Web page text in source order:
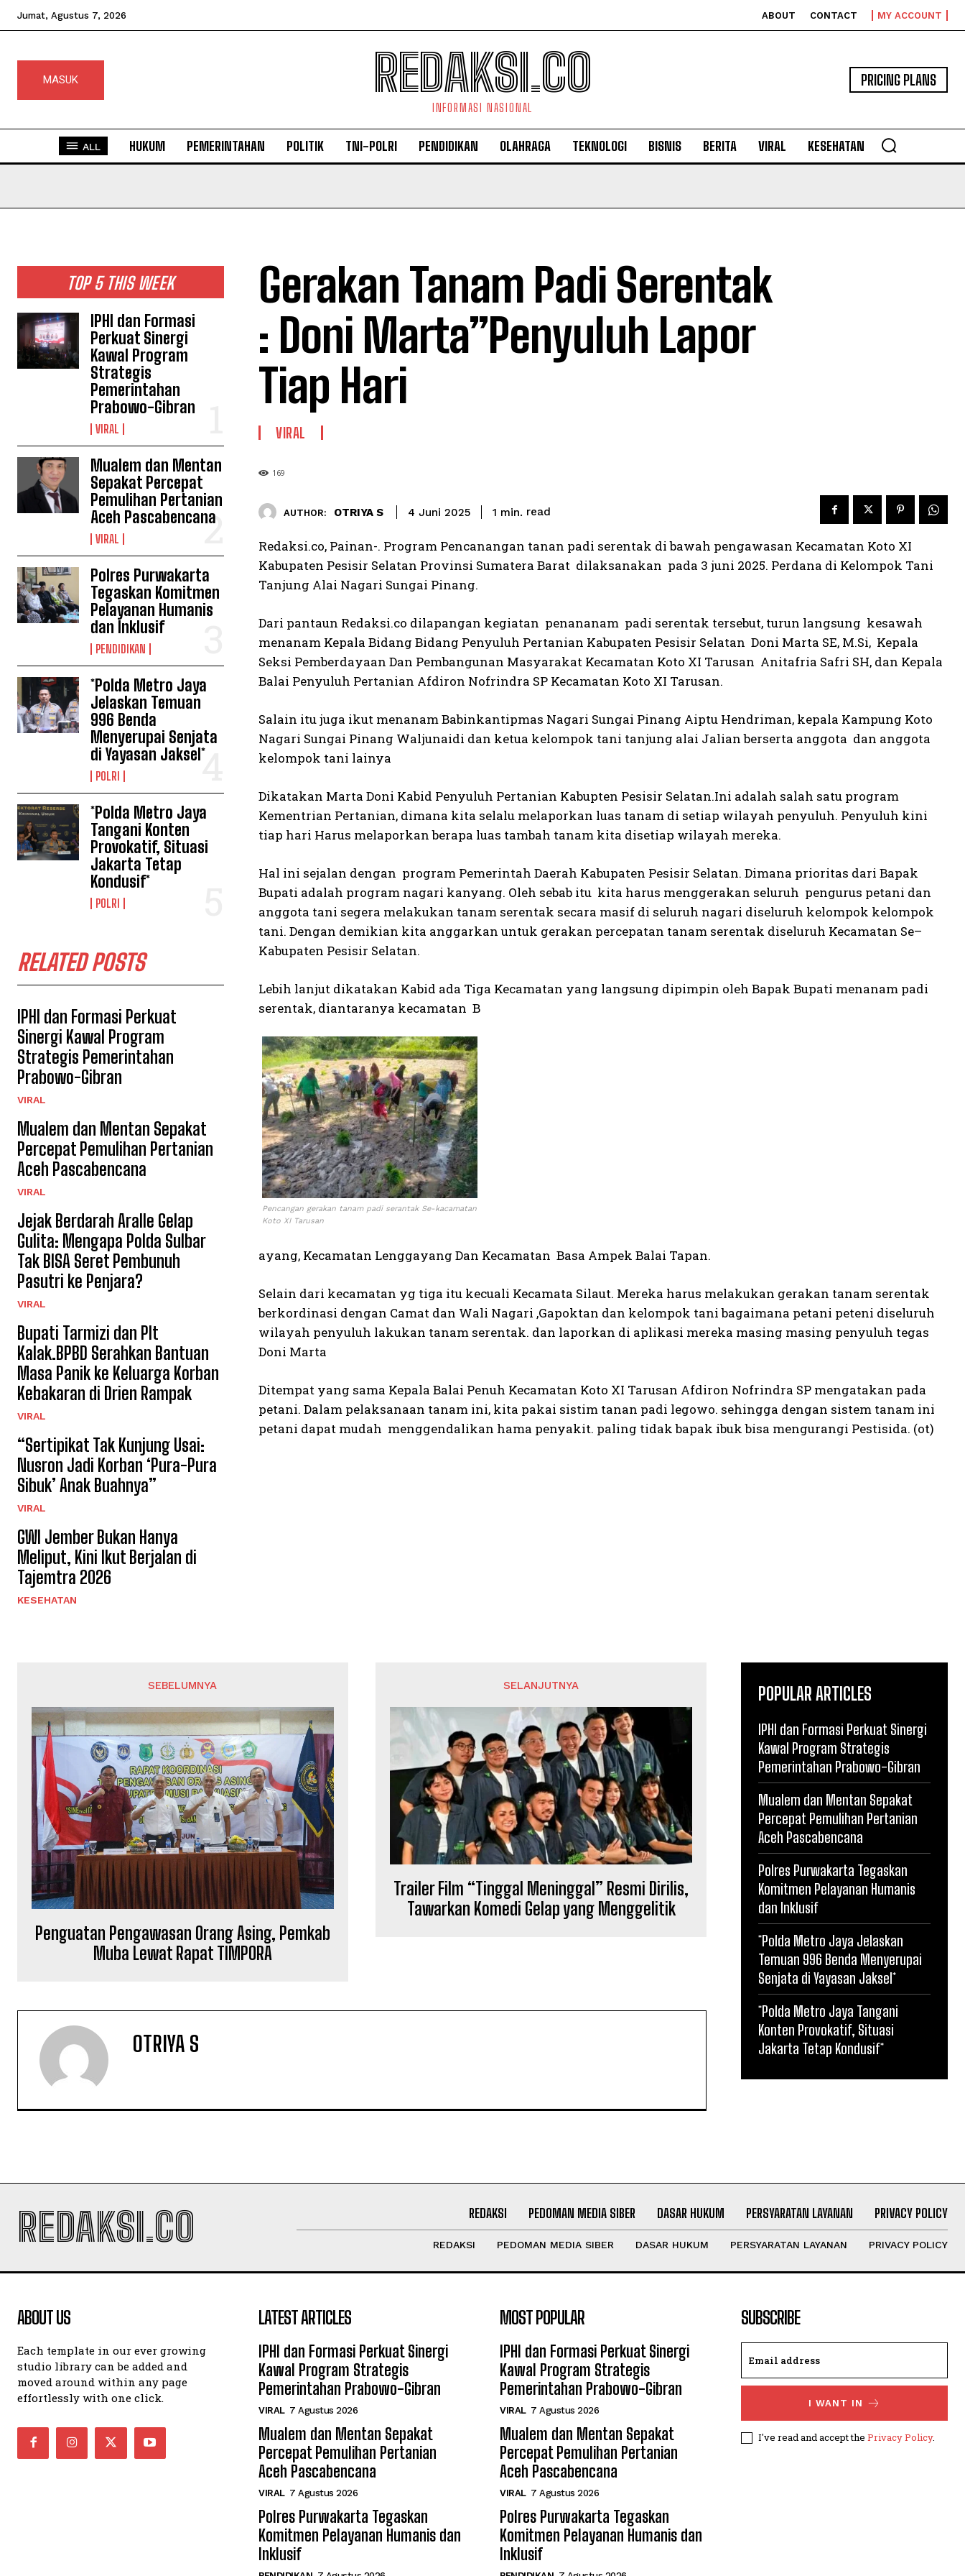
Jumat, Agustus 7, 2026 ABOUT CONTACT MY ACCOUNT
MASUK REDAKSI.CO
INFORMASI NASIONAL
PRICING PLANS
ALL HUKUM PEMERINTAHAN POLITIK TNI-POLRI PENDIDIKAN OLAHRAGA TEKNOLOGI BISNIS BERITA VIRAL KESEHATAN
TOP 5 THIS WEEK
IPHI dan Formasi
Perkuat Sinergi
Kawal Program
Strategis
Pemerintahan
Prabowo-Gibran
VIRAL
Mualem dan Mentan
Sepakat Percepat
Pemulihan Pertanian
Aceh Pascabencana
VIRAL
Polres Purwakarta
Tegaskan Komitmen
Pelayanan Humanis
dan Inklusif
PENDIDIKAN
*Polda Metro Jaya
Jelaskan Temuan
996 Benda
Menyerupai Senjata
di Yayasan Jaksel*
POLRI
*Polda Metro Jaya
Tangani Konten
Provokatif, Situasi
Jakarta Tetap
Kondusif*
POLRI
RELATED POSTS
IPHI dan Formasi Perkuat
Sinergi Kawal Program
Strategis Pemerintahan
Prabowo-Gibran
VIRAL
Mualem dan Mentan Sepakat
Percepat Pemulihan Pertanian
Aceh Pascabencana
VIRAL
Jejak Berdarah Aralle Gelap
Gulita: Mengapa Polda Sulbar
Tak BISA Seret Pembunuh
Pasutri ke Penjara?
VIRAL
Bupati Tarmizi dan Plt
Kalak.BPBD Serahkan Bantuan
Masa Panik ke Keluarga Korban
Kebakaran di Drien Rampak
VIRAL
“Sertipikat Tak Kunjung Usai:
Nusron Jadi Korban ‘Pura-Pura
Sibuk’ Anak Buahnya”
VIRAL
GWI Jember Bukan Hanya
Meliput, Kini Ikut Berjalan di
Tajemtra 2026
KESEHATAN
Gerakan Tanam Padi Serentak
: Doni Marta”Penyuluh Lapor
Tiap Hari
VIRAL
169
AUTHOR: OTRIYA S 4 Juni 2025 1 min. read
Redaksi.co, Painan-. Program Pencanangan tanan padi serentak di bawah pengawasan Kecamatan Koto XI
Kabupaten Pesisir Selatan Provinsi Sumatera Barat dilaksanakan pada 3 juni 2025. Perdana di Kelompok Tani
Tanjung Alai Nagari Sungai Pinang.
Dari pantaun Redaksi.co dilapangan kegiatan penananam padi serentak tersebut, turun langsung kesawah
menanam Kepala Bidang Bidang Penyuluh Pertanian Kabupaten Pesisir Selatan Doni Marta SE, M.Si, Kepala
Seksi Pemberdayaan Dan Pembangunan Masyarakat Kecamatan Koto XI Tarusan Anitafria Safri SH, dan Kepala
Balai Penyuluh Pertanian Afdiron Nofrindra SP Kecamatan Koto XI Tarusan.
Salain itu juga ikut menanam Babinkantipmas Nagari Sungai Pinang Aiptu Hendriman, kepala Kampung Koto
Nagari Sungai Pinang Waljunaidi dan ketua kelompok tani tanjung alai Jalian berserta anggota dan anggota
kelompok tani lainya
Dikatakan Marta Doni Kabid Penyuluh Pertanian Kabupten Pesisir Selatan.Ini adalah salah satu program
Kementrian Pertanian, dimana kita selalu melaporkan luas tanam di setiap wilayah penyuluh. Penyuluh kini
tiap hari Harus melaporkan berapa luas tambah tanam kita disetiap wilayah mereka.
Hal ini sejalan dengan program Pemerintah Daerah Kabupaten Pesisir Selatan. Dimana prioritas dari Bapak
Bupati adalah program nagari kanyang. Oleh sebab itu kita harus menggerakan seluruh pengurus petani dan
anggota tani segera melakukan tanam serentak secara masif di seluruh nagari diseluruh kelompok kelompok
tani. Dengan demikian kita anggarkan untuk gerakan percepatan tanam serentak diseluruh Kecamatan Se–
Kabupaten Pesisir Selatan.
Lebih lanjut dikatakan Kabid ada Tiga Kecamatan yang langsung dipimpin oleh Bapak Bupati menanam padi
serentak, diantaranya kecamatan B
Pencangan gerakan tanam padi serantak Se-kacamatan
Koto XI Tarusan
ayang, Kecamatan Lenggayang Dan Kecamatan Basa Ampek Balai Tapan.
Selain dari kecamatan yg tiga itu kecuali Kecamata Silaut. Mereka harus melakukan gerakan tanam serentak
berkordinasi dengan Camat dan Wali Nagari ,Gapoktan dan kelompok tani bagaimana petani peteni diseluruh
wilayah penyuluh lakukan tanam serentak. dan laporkan di aplikasi mereka masing masing penyuluh tegas
Doni Marta
Ditempat yang sama Kepala Balai Penuh Kecamatan Koto XI Tarusan Afdiron Nofrindra SP mengatakan pada
petani. Dalam pelaksanaan tanam ini, kita pakai sistim tanan padi legowo. sehingga dengan sistem tanam ini
petani dapat mudah menggendalikan hama penyakit. paling tidak bapak ibuk bisa mengurangi Pestisida. (ot)
SEBELUMNYA
Penguatan Pengawasan Orang Asing, Pemkab
Muba Lewat Rapat TIMPORA
SELANJUTNYA
Trailer Film “Tinggal Meninggal” Resmi Dirilis,
Tawarkan Komedi Gelap yang Menggelitik
OTRIYA S
POPULAR ARTICLES
IPHI dan Formasi Perkuat Sinergi
Kawal Program Strategis
Pemerintahan Prabowo-Gibran
Mualem dan Mentan Sepakat
Percepat Pemulihan Pertanian
Aceh Pascabencana
Polres Purwakarta Tegaskan
Komitmen Pelayanan Humanis
dan Inklusif
*Polda Metro Jaya Jelaskan
Temuan 996 Benda Menyerupai
Senjata di Yayasan Jaksel*
*Polda Metro Jaya Tangani
Konten Provokatif, Situasi
Jakarta Tetap Kondusif*
REDAKSI.CO REDAKSI PEDOMAN MEDIA SIBER DASAR HUKUM PERSYARATAN LAYANAN PRIVACY POLICY
REDAKSI PEDOMAN MEDIA SIBER DASAR HUKUM PERSYARATAN LAYANAN PRIVACY POLICY
ABOUT US
Each template in our ever growing
studio library can be added and
moved around within any page
effortlessly with one click.
LATEST ARTICLES
IPHI dan Formasi Perkuat Sinergi
Kawal Program Strategis
Pemerintahan Prabowo-Gibran
VIRAL 7 Agustus 2026
Mualem dan Mentan Sepakat
Percepat Pemulihan Pertanian
Aceh Pascabencana
VIRAL 7 Agustus 2026
Polres Purwakarta Tegaskan
Komitmen Pelayanan Humanis dan
Inklusif
MOST POPULAR
IPHI dan Formasi Perkuat Sinergi
Kawal Program Strategis
Pemerintahan Prabowo-Gibran
VIRAL 7 Agustus 2026
Mualem dan Mentan Sepakat
Percepat Pemulihan Pertanian
Aceh Pascabencana
VIRAL 7 Agustus 2026
Polres Purwakarta Tegaskan
Komitmen Pelayanan Humanis dan
Inklusif
SUBSCRIBE
I WANT IN
I've read and accept the Privacy Policy.